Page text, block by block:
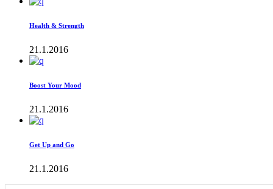
Health & Strength
21.1.2016
Boost Your Mood
21.1.2016
Get Up and Go
21.1.2016